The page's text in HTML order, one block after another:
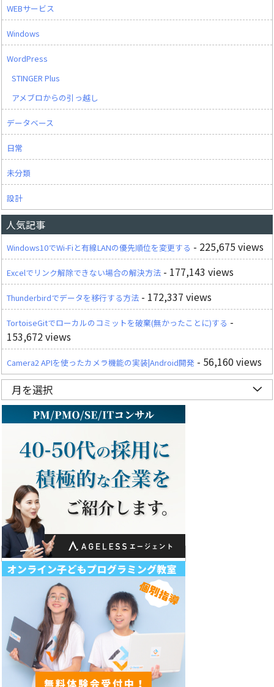
WEBサービス
Windows
WordPress
STINGER Plus
アメブロからの引っ越し
データベース
日常
未分類
設計
人気記事
Windows10でWi-Fiと有線LANの優先順位を変更する - 225,675 views
Excelでリンク解除できない場合の解決方法 - 177,143 views
Thunderbirdでデータを移行する方法 - 172,337 views
TortoiseGitでローカルのコミットを破棄(無かったことに)する -
153,672 views
Camera2 APIを使ったカメラ機能の実装|Android開発 - 56,160 views
月を選択